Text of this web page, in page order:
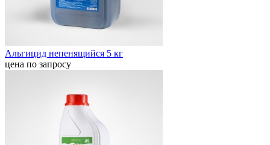
Альгицид непенящийся 5 кг
цена по запросу